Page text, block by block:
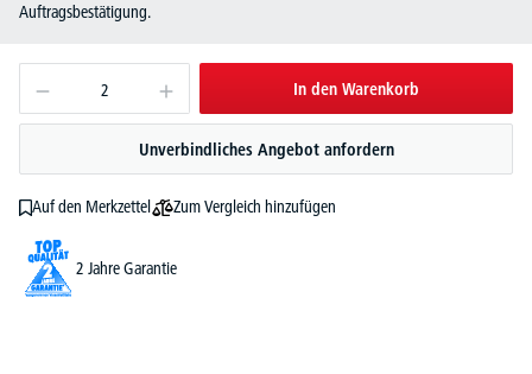
Auftragsbestätigung.
In den Warenkorb
Unverbindliches Angebot anfordern
Auf den Merkzettel Zum Vergleich hinzufügen
2 Jahre Garantie